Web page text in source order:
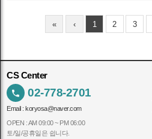
« ‹ 1 2 3
CS Center
02-778-2701
Email :koryosa@naver.com
OPEN : AM 09:00 ~ PM 06:00
토/일/공휴일은 쉽니다.